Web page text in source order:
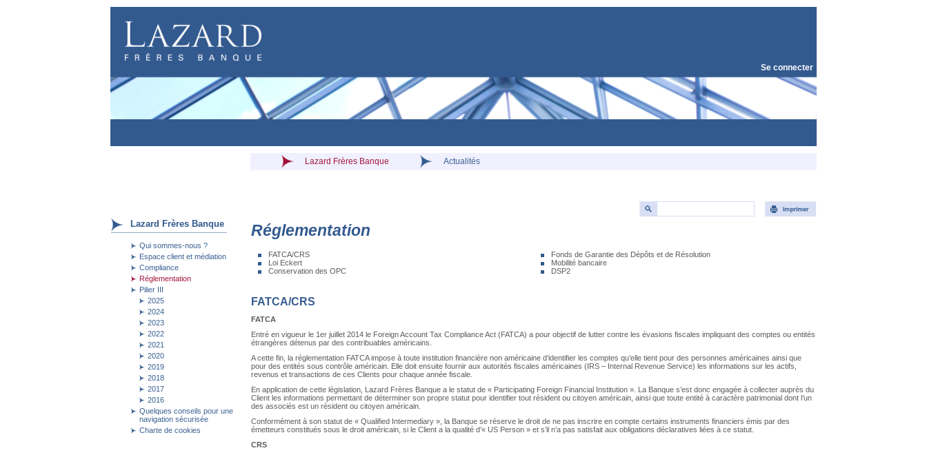
Se connecter
Lazard Frères Banque Actualités
Lazard Frères Banque
Qui sommes-nous ?
Espace client et médiation
Compliance
Réglementation
Pilier III
2025
2024
2023
2022
2021
2020
2019
2018
2017
2016
Quelques conseils pour une
navigation sécurisée
Charte de cookies
Réglementation
FATCA/CRS
Fonds de Garantie des Dépôts et de Résolution
Loi Eckert
Mobilité bancaire
Conservation des OPC
DSP2
FATCA/CRS
FATCA
Entré en vigueur le 1er juillet 2014 le Foreign Account Tax Compliance Act (FATCA) a pour objectif de lutter contre les évasions fiscales impliquant des comptes ou entités
étrangères détenus par des contribuables américains.
A cette fin, la réglementation FATCA impose à toute institution financière non américaine d’identifier les comptes qu’elle tient pour des personnes américaines ainsi que
pour des entités sous contrôle américain. Elle doit ensuite fournir aux autorités fiscales américaines (IRS – Internal Revenue Service) les informations sur les actifs,
revenus et transactions de ces Clients pour chaque année fiscale.
En application de cette législation, Lazard Frères Banque a le statut de « Participating Foreign Financial Institution ». La Banque s’est donc engagée à collecter auprès du
Client les informations permettant de déterminer son propre statut pour identifier tout résident ou citoyen américain, ainsi que toute entité à caractère patrimonial dont l’un
des associés est un résident ou citoyen américain.
Conformément à son statut de « Qualified Intermediary », la Banque se réserve le droit de ne pas inscrire en compte certains instruments financiers émis par des
émetteurs constitués sous le droit américain, si le Client a la qualité d’« US Person » et s’il n’a pas satisfait aux obligations déclaratives liées à ce statut.
CRS